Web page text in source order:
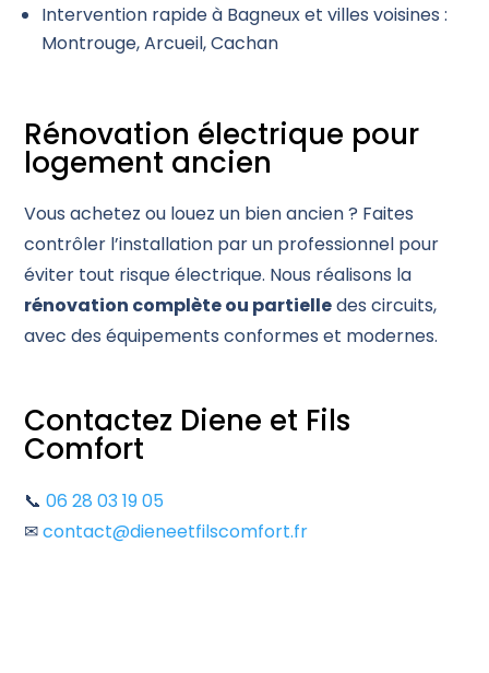
Intervention rapide à Bagneux et villes voisines :
Montrouge, Arcueil, Cachan
Rénovation électrique pour
logement ancien
Vous achetez ou louez un bien ancien ? Faites
contrôler l’installation par un professionnel pour
éviter tout risque électrique. Nous réalisons la
rénovation complète ou partielledes circuits,
avec des équipements conformes et modernes.
Contactez Diene et Fils
Comfort
📞06 28 03 19 05
✉contact@dieneetfilscomfort.fr